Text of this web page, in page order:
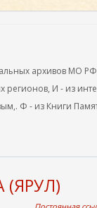
архивов МО
регионов, И - из
Ф - из Книги
(ЯРУЛ)